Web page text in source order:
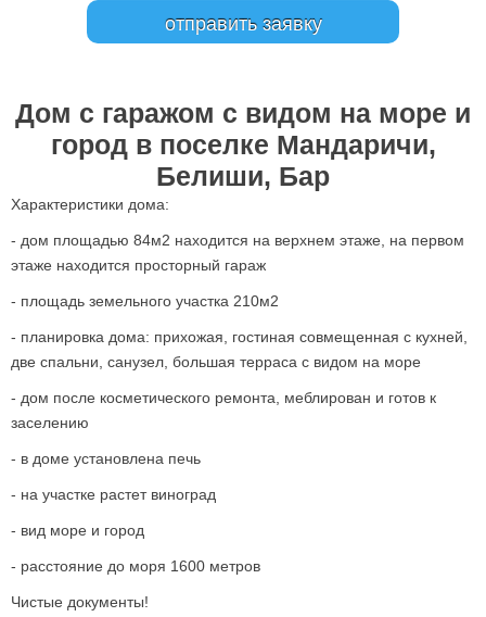
Дом с гаражом с видом на море и
город в поселке Мандаричи,
Белиши, Бар
Характеристики дома:
- дом площадью 84м2 находится на верхнем этаже, на первом
этаже находится просторный гараж
- площадь земельного участка 210м2
- планировка дома: прихожая, гостиная совмещенная с кухней,
две спальни, санузел, большая терраса с видом на море
- дом после косметического ремонта, меблирован и готов к
заселению
- в доме установлена печь
- на участке растет виноград
- вид море и город
- расстояние до моря 1600 метров
Чистые документы!